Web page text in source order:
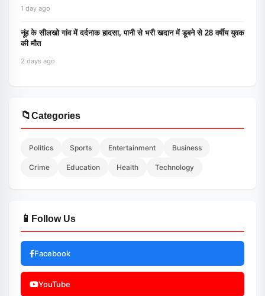
1 day ago
नूंह के सीलखो गांव में दर्दनाक हादसा, पानी से भरी खदान में डूबने से 28 वर्षीय युवक
की मौत
2 days ago
📁Categories
Politics Sports Entertainment Business
Crime Education Health Technology
📱 Follow Us
Facebook
YouTube